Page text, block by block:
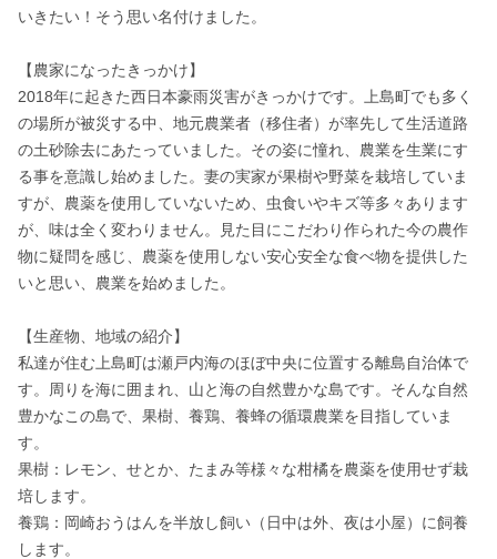
いきたい！そう思い名付けました。
【農家になったきっかけ】
2018年に起きた西日本豪雨災害がきっかけです。上島町でも多く
の場所が被災する中、地元農業者（移住者）が率先して生活道路
の土砂除去にあたっていました。その姿に憧れ、農業を生業にす
る事を意識し始めました。妻の実家が果樹や野菜を栽培していま
すが、農薬を使用していないため、虫食いやキズ等多々あります
が、味は全く変わりません。見た目にこだわり作られた今の農作
物に疑問を感じ、農薬を使用しない安心安全な食べ物を提供した
いと思い、農業を始めました。
【生産物、地域の紹介】
私達が住む上島町は瀬戸内海のほぼ中央に位置する離島自治体で
す。周りを海に囲まれ、山と海の自然豊かな島です。そんな自然
豊かなこの島で、果樹、養鶏、養蜂の循環農業を目指していま
す。
果樹：レモン、せとか、たまみ等様々な柑橘を農薬を使用せず栽
培します。
養鶏：岡崎おうはんを半放し飼い（日中は外、夜は小屋）に飼養
します。